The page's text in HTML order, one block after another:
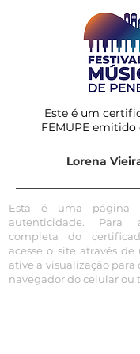
Este é um
FEMUPE
Lorena
Esta é uma página
autenticidade. Para
completa do
acesse o site através
ative a visualização
navegador do celular ou